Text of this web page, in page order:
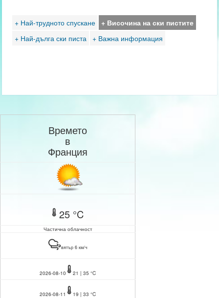
+ Най-трудното спускане
+ Височина на ски пистите
+ Най-дълга ски писта
+ Важна информация
Времето
в
Франция
25 °C
Частична облачност
вятър 6 км/ч
2026-08-10 21 | 35 °C
2026-08-11 19 | 33 °C